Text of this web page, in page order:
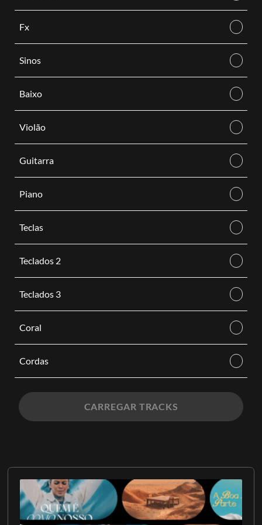
Fx
Sinos
Baixo
Violão
Guitarra
Piano
Teclas
Teclados 2
Teclados 3
Coral
Cordas
CARREGAR TRACKS